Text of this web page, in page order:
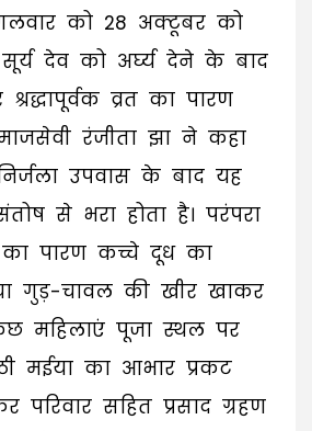
को 28 अक्टूबर को
देव को अर्घ्य देने के बाद
व्रत का पारण
रंजीता झा ने कहा
उपवास के बाद यह
से भरा होता है। परंपरा
पारण कच्चे दूध का
गुड़-चावल की खीर खाकर
महिलाएं पूजा स्थल पर
मईया का आभार प्रकट
सहित प्रसाद ग्रहण